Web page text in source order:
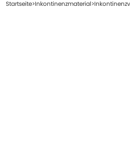
Startseite Inkontinenzmaterial